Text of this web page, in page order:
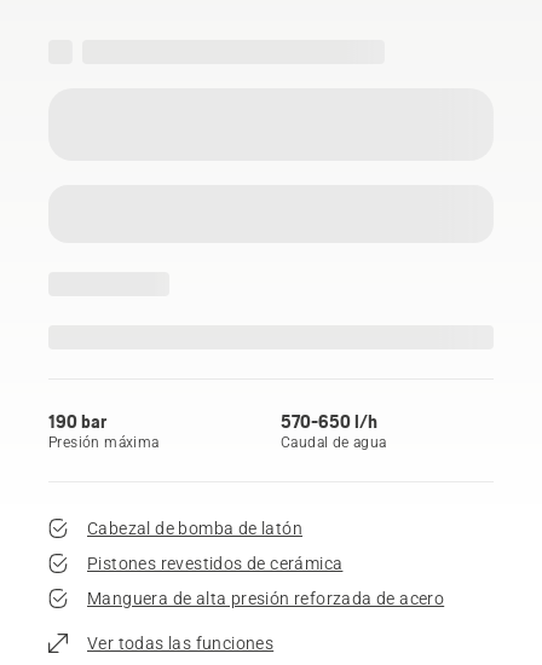
190 bar
Presión máxima
570-650 l/h
Caudal de agua
Cabezal de bomba de latón
Pistones revestidos de cerámica
Manguera de alta presión reforzada de acero
Ver todas las funciones